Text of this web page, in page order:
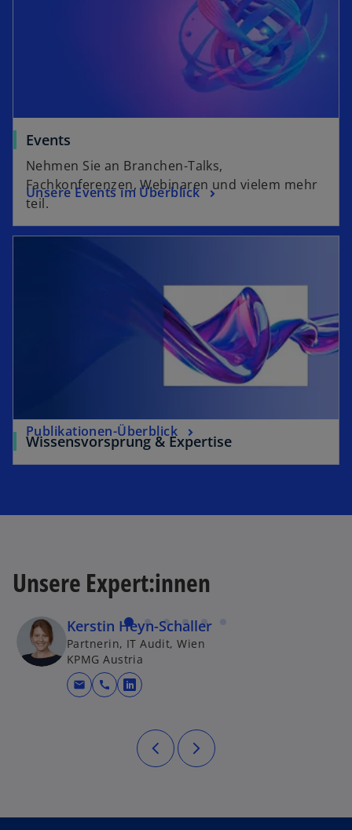
Events
Nehmen Sie an Branchen-Talks,
Fachkonferenzen, Webinaren und vielem mehr
teil.
Unsere Events im Überblick
Wissensvorsprung & Expertise
Publikationen-Überblick
Unsere Expert:innen
Kerstin Heyn-Schaller
Partnerin, IT Audit, Wien
KPMG Austria
mail call wird in einer neuen Registerkarte